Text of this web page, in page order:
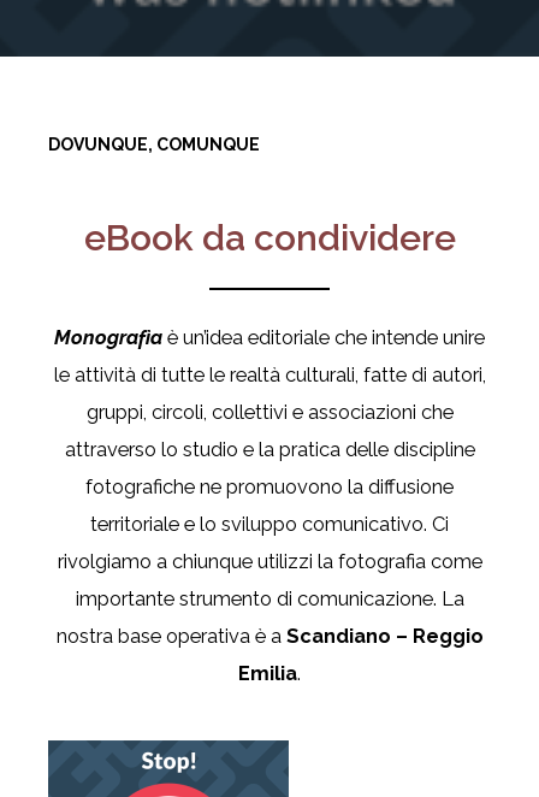
DOVUNQUE, COMUNQUE
eBook da condividere
Monografìa è un’idea editoriale che intende unire
le attività di tutte le realtà culturali, fatte di autori,
gruppi, circoli, collettivi e associazioni che
attraverso lo studio e la pratica delle discipline
fotografiche ne promuovono la diffusione
territoriale e lo sviluppo comunicativo. Ci
rivolgiamo a chiunque utilizzi la fotografia come
importante strumento di comunicazione. La
nostra base operativa è a Scandiano – Reggio
Emilia.